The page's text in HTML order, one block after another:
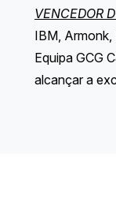
VENCEDOR
IBM,
Equipa GCG
alcançar a